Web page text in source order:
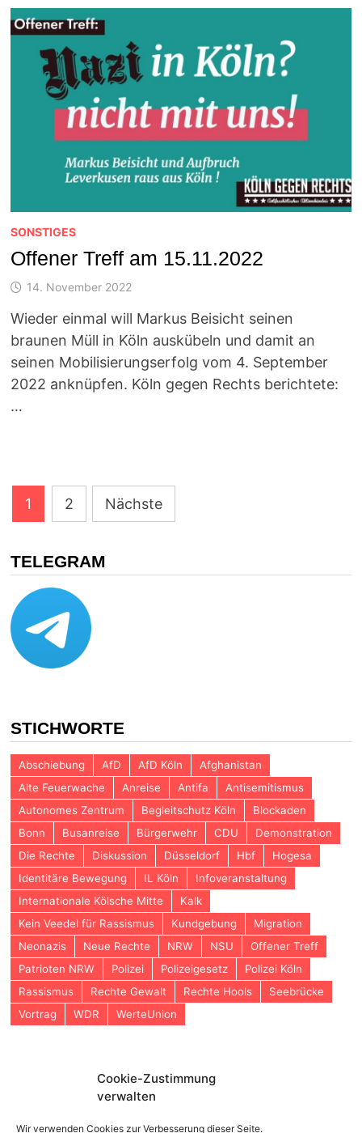
Cookie-Zustimmung
verwalten
Wir verwenden Cookies zur Verbesserung dieser Seite.
SONSTIGES
Offener Treff am 15.11.2022
14. November 2022
Wieder einmal will Markus Beisicht seinen
braunen Müll in Köln auskübeln und damit an
seinen Mobilisierungserfolg vom 4. September
2022 anknüpfen. Köln gegen Rechts berichtete:
…
Seitennummerierung
der
Beiträge
1 2 Nächste
TELEGRAM
STICHWORTE
Abschiebung AfD AfD Köln
Afghanistan
Alte Feuerwache
Anreise Antifa
Antisemitismus
Autonomes Zentrum
Begleitschutz Köln
Blockaden
Bonn
Busanreise Bürgerwehr CDU
Demonstration
Die Rechte
Diskussion Düsseldorf Hbf
Hogesa
Identitäre Bewegung
IL Köln
Infoveranstaltung
Internationale Kölsche Mitte
Kalk
Kein Veedel für Rassismus
Kundgebung
Migration
Neonazis
Neue Rechte NRW NSU
Offener Treff
Patrioten NRW
Polizei Polizeigesetz
Polizei Köln
Rassismus
Rechte Gewalt Rechte Hools
Seebrücke
Vortrag
WDR WerteUnion
Archiv